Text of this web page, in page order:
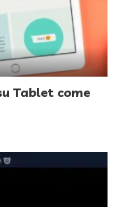
Tablet come